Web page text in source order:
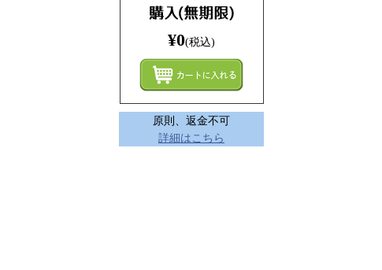
¥0(税込)
原則、返金不可
詳細はこちら